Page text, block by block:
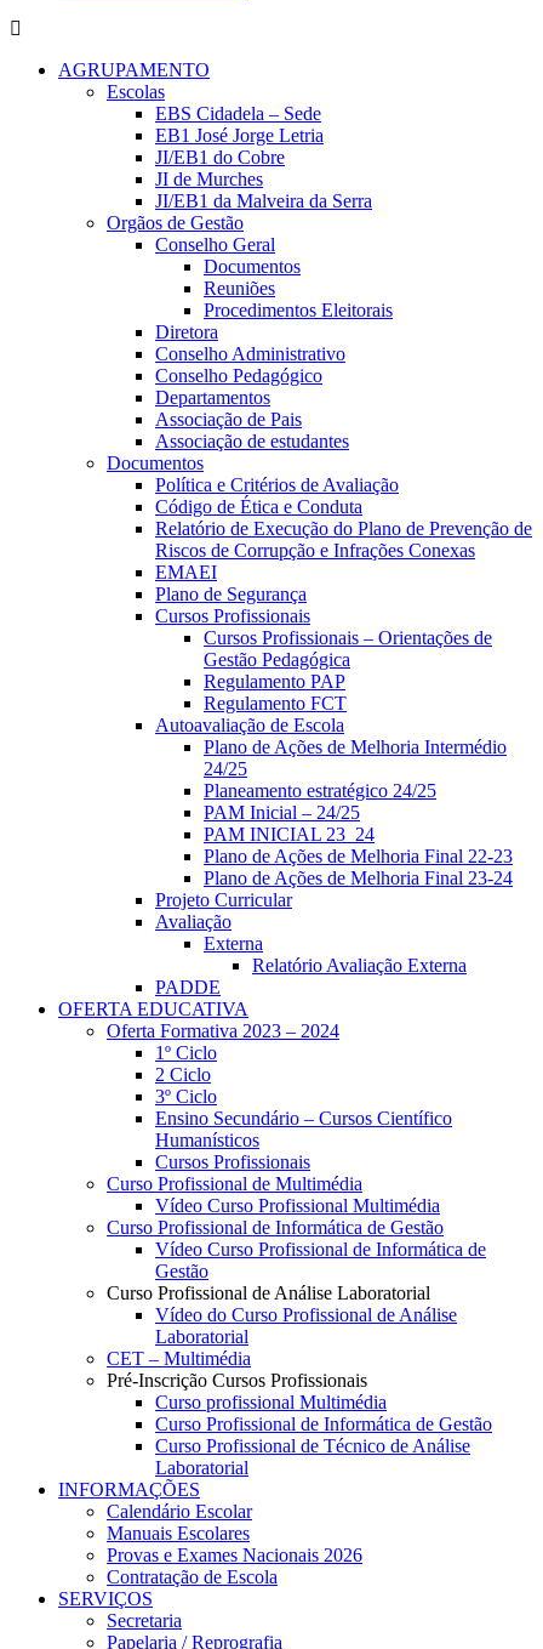
AGRUPAMENTO
Escolas
EBS Cidadela – Sede
EB1 José Jorge Letria
JI/EB1 do Cobre
JI de Murches
JI/EB1 da Malveira da Serra
Orgãos de Gestão
Conselho Geral
Documentos
Reuniões
Procedimentos Eleitorais
Diretora
Conselho Administrativo
Conselho Pedagógico
Departamentos
Associação de Pais
Associação de estudantes
Documentos
Política e Critérios de Avaliação
Código de Ética e Conduta
Relatório de Execução do Plano de Prevenção de
Riscos de Corrupção e Infrações Conexas
EMAEI
Plano de Segurança
Cursos Profissionais
Cursos Profissionais – Orientações de
Gestão Pedagógica
Regulamento PAP
Regulamento FCT
Autoavaliação de Escola
Plano de Ações de Melhoria Intermédio
24/25
Planeamento estratégico 24/25
PAM Inicial – 24/25
PAM INICIAL 23_24
Plano de Ações de Melhoria Final 22-23
Plano de Ações de Melhoria Final 23-24
Projeto Curricular
Avaliação
Externa
Relatório Avaliação Externa
PADDE
OFERTA EDUCATIVA
Oferta Formativa 2023 – 2024
1º Ciclo
2 Ciclo
3º Ciclo
Ensino Secundário – Cursos Científico
Humanísticos
Cursos Profissionais
Curso Profissional de Multimédia
Vídeo Curso Profissional Multimédia
Curso Profissional de Informática de Gestão
Vídeo Curso Profissional de Informática de
Gestão
Curso Profissional de Análise Laboratorial
Vídeo do Curso Profissional de Análise
Laboratorial
CET – Multimédia
Pré-Inscrição Cursos Profissionais
Curso profissional Multimédia
Curso Profissional de Informática de Gestão
Curso Profissional de Técnico de Análise
Laboratorial
INFORMAÇÕES
Calendário Escolar
Manuais Escolares
Provas e Exames Nacionais 2026
Contratação de Escola
SERVIÇOS
Secretaria
Papelaria / Reprografia